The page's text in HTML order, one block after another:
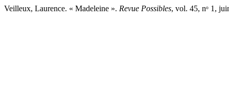
Veilleux, Laurence. « Madeleine ». Revue Possibles, vol. 45, nᵒ 1,